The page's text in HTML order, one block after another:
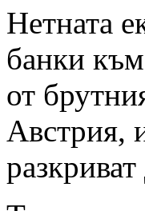
Нетната
банки
от
Австрия,